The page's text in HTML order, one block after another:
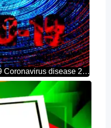
Digital Corona virus Covid-19 Coronavirus disease 2019 2020